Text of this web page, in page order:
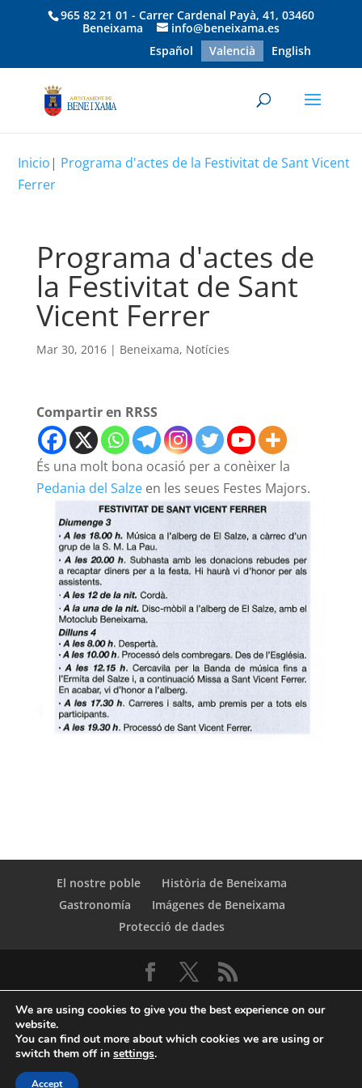
965 82 21 01 - Carrer Cardenal Payà, 41, 03460
Beneixama
info@beneixama.es
Español
Valencià English
Inicio| Programa d'actes de la Festivitat de Sant Vicent
Ferrer
Programa d'actes de
la Festivitat de Sant
Vicent Ferrer
Mar 30, 2016| Beneixama, Notícies
Compartir en RRSS
És una molt bona ocasió per a conèixer la
Pedania del Salzeen les seues Festes Majors.
El nostre poble
Història de Beneixama
Gastronomía
Imágenes de Beneixama
Protecció de dades
© Copyright Servicio de Informática y
We are using cookies to give you the best experience on our
website.
You can find out more about which cookies we are using or
switch them off in settings.
Accept